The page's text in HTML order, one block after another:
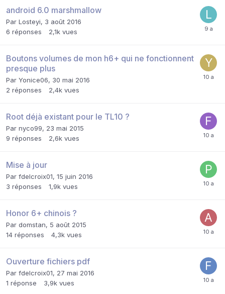
android 6.0 marshmallow
Par Losteyi, 3 août 2016
6 réponses 2,1k vues
Boutons volumes de mon h6+ qui ne fonctionnent
presque plus
Par Yonice06, 30 mai 2016
2 réponses 2,4k vues
Root déjà existant pour le TL10 ?
Par nyco99, 23 mai 2015
9 réponses 2,6k vues
Mise à jour
Par fdelcroix01, 15 juin 2016
3 réponses 1,9k vues
Honor 6+ chinois ?
Par domstan, 5 août 2015
14 réponses 4,3k vues
Ouverture fichiers pdf
Par fdelcroix01, 27 mai 2016
1 réponse 3,9k vues